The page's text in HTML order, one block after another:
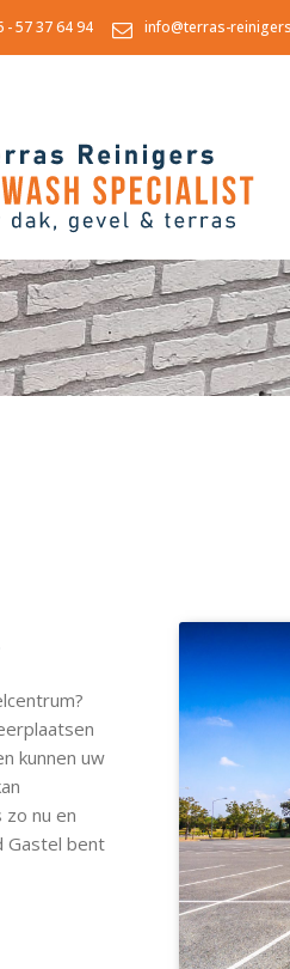
- 57 37 64 94 info@terras-
kunnen uw
nu en
Gastel bent